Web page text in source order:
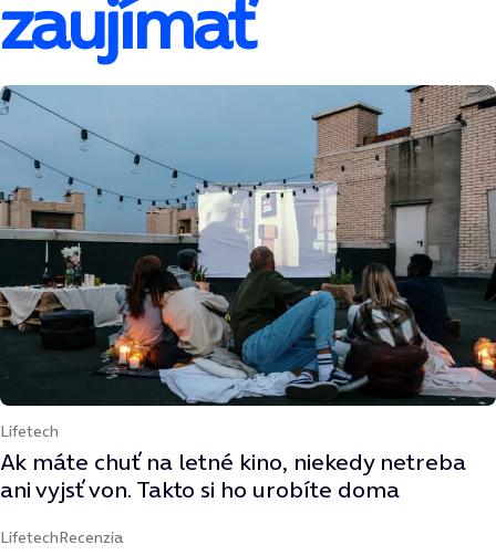
zaujímať
Lifetech
Ak máte chuť na letné kino, niekedy netreba
ani vyjsť von. Takto si ho urobíte doma
LifetechRecenzia